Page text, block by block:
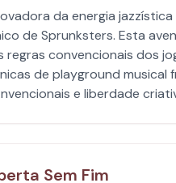
da energia jazzística
de Sprunksters. Esta
regras convencionais dos
de playground musical
e liberdade
Sem Fim